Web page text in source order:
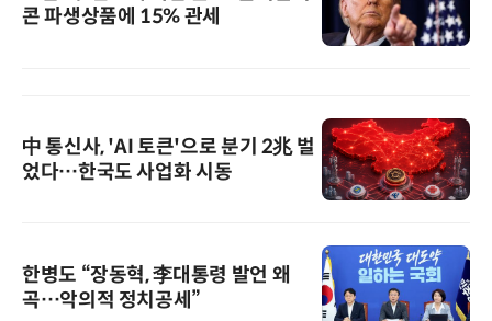
콘 파생상품에 15% 관세
中 통신사, 'AI 토큰'으로 분기 2兆 벌
었다…한국도 사업화 시동
한병도 “장동혁, 李대통령 발언 왜
곡…악의적 정치공세”